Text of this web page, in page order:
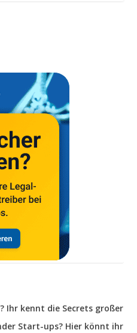
Ihr kennt die Secrets großer
Start-ups? Hier könnt ihr